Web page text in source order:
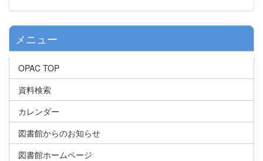
メニュー
OPAC TOP
資料検索
カレンダー
図書館からのお知らせ
図書館ホームページ